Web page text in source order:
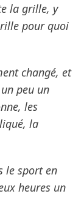
la grille, y
pour quoi
changé, et
peu un
les
la
le sport en
heures un